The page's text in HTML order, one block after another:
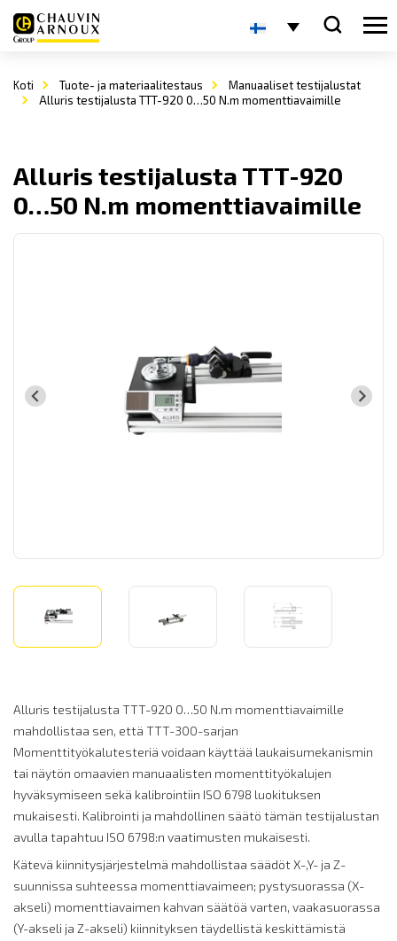
Koti Tuote- ja materiaalitestaus
Manuaaliset testijalustat
Alluris testijalusta TTT-920 0…50 N.m momenttiavaimille
Alluris testijalusta TTT-920
0…50 N.m momenttiavaimille
Alluris testijalusta TTT-920 0…50 N.m momenttiavaimille
mahdollistaa sen, että TTT-300-sarjan
Momenttityökalutesteriä voidaan käyttää laukaisumekanismin
tai näytön omaavien manuaalisten momenttityökalujen
hyväksymiseen sekä kalibrointiin ISO 6798 luokituksen
mukaisesti. Kalibrointi ja mahdollinen säätö tämän testijalustan
avulla tapahtuu ISO 6798:n vaatimusten mukaisesti.
Kätevä kiinnitysjärjestelmä mahdollistaa säädöt X-,Y- ja Z-
suunnissa suhteessa momenttiavaimeen; pystysuorassa (X-
akseli) momenttiavaimen kahvan säätöä varten, vaakasuorassa
(Y-akseli ja Z-akseli) kiinnityksen täydellistä keskittämistä